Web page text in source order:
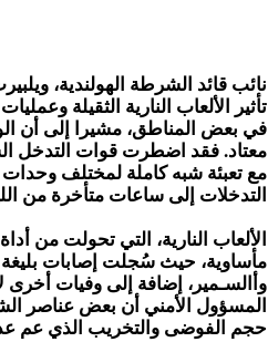
نائب قائد الشرطة الهولندية،
تأثير الألعاب النارية الثقيلة
في بعض المناطق، مشيرا إلى أن
معتاد. فقد اضطرت قوات التدخل
مع تعبئة شبه كاملة لمختلف
التدخلات إلى ساعات متأخرة من
الألعاب النارية، التي تحولت
مأساوية، حيث سُجلت إصابات
وأالسـمير، إضافة إلى وفيات أخرى
المسؤول الأمني أن بعض عناصر
حجم الفوضى والتخريب الذي عم